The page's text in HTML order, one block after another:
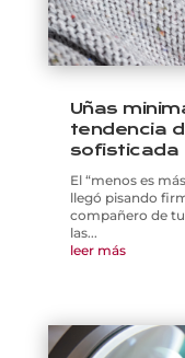
Uñas
tendencia
sofisticada
El “menos es
llegó pisando
compañero de
las...
leer más